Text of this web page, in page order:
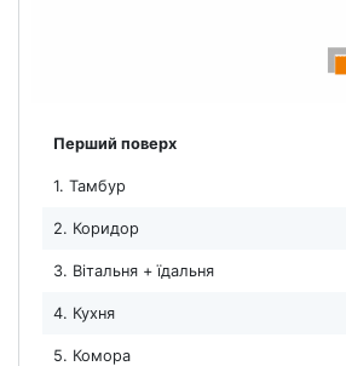
Перший поверх
1. Тамбур
2. Коридор
3. Вітальня + їдальня
4. Кухня
5. Комора